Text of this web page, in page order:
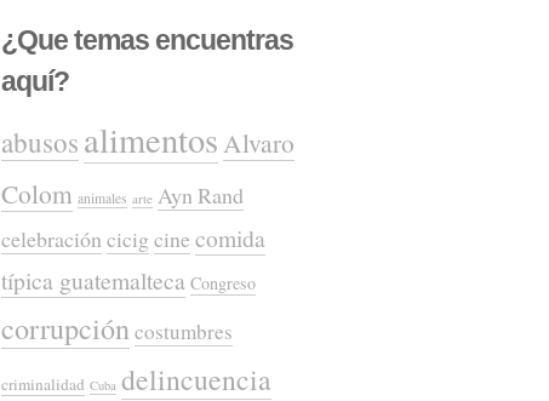
¿Que temas encuentras
aquí?
abusos alimentosAlvaro
Colom animales arte Ayn Rand
celebración cicig cine comida
típica guatemalteca Congreso
corrupcióncostumbres
criminalidad Cuba delincuencia